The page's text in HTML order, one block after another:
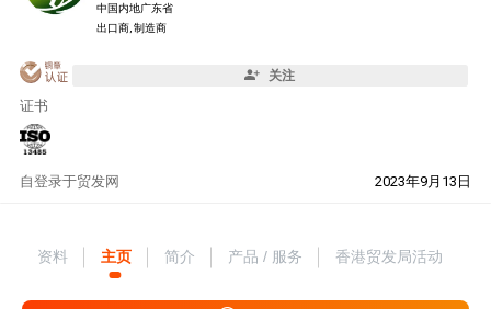
中国内地广东省
出口商, 制造商
关注
证书
自 2023年9月13日
登录于贸发网
资料 主页 简介 产品 / 服务 香港贸发局活动